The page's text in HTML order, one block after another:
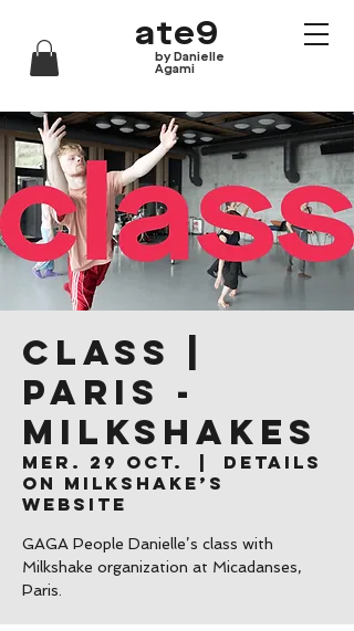
ate9
by Danielle
Agami
CLASS |
Paris -
Milkshakes
mer. 29 oct.
Details
on Milkshake’s
website
GAGA People Danielle’s class with
Milkshake organization at Micadanses,
Paris.